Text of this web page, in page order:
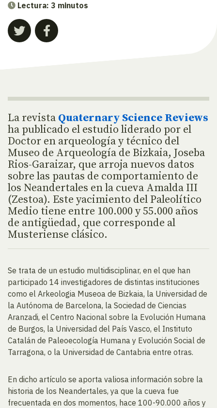
Lectura: 3 minutos
La revista Quaternary Science Reviews
ha publicado el estudio liderado por el
Doctor en arqueología y técnico del
Museo de Arqueología de Bizkaia, Joseba
Rios-Garaizar, que arroja nuevos datos
sobre las pautas de comportamiento de
los Neandertales en la cueva Amalda III
(Zestoa). Este yacimiento del Paleolítico
Medio tiene entre 100.000 y 55.000 años
de antigüedad, que corresponde al
Musteriense clásico.
Se trata de un estudio multidisciplinar, en el que han
participado 14 investigadores de distintas instituciones
como el Arkeologia Museoa de Bizkaia, la Universidad de
la Autónoma de Barcelona, la Sociedad de Ciencias
Aranzadi, el Centro Nacional sobre la Evolución Humana
de Burgos, la Universidad del País Vasco, el Instituto
Catalán de Paleoecología Humana y Evolución Social de
Tarragona, o la Universidad de Cantabria entre otras.
En dicho artículo se aporta valiosa información sobre la
historia de los Neandertales, ya que la cueva fue
frecuentada en dos momentos, hace 100-90.000 años y